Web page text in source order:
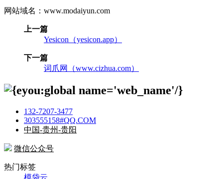
网站域名：www.modaiyun.com
上一篇
Yesicon（yesicon.app）
下一篇
词爪网（www.cizhua.com）
132-7207-3477
303555158#QQ.COM
中国-贵州-贵阳
微信公众号
热门标签
模袋云